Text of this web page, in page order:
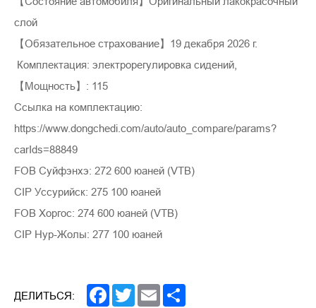
слой
【Обязательное страхование】19 декабря 2026 г.
Комплектация: электрорегулировка сидений,
【Мощность】: 115
Ссылка на комплектацию:
https://www.dongchedi.com/auto/auto_compare/params?
carIds=88849
FOB Суйфэнхэ: 272 600 юаней (VTB)
CIP Уссурийск: 275 100 юаней
FOB Хоргос: 274 600 юаней (VTB)
CIP Нур-Жолы: 277 100 юаней
ДЕЛИТЬСЯ: Facebook
TwitterEmail